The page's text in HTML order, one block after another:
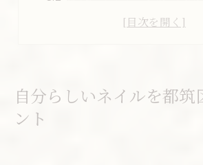
口コミを活用したネイルサ
話題のデザインが叶う神奈川
自分らしいネイルを都筑
ント